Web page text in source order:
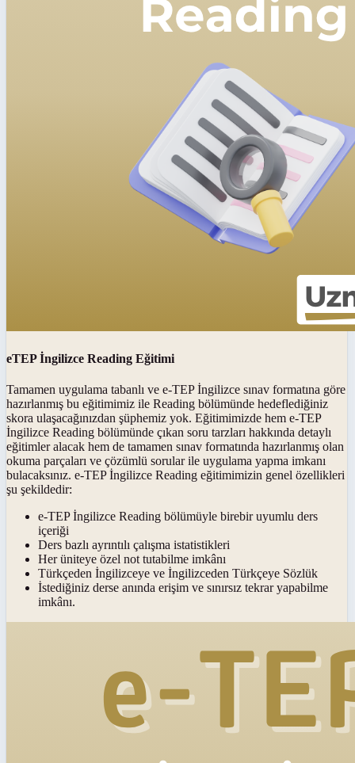
eTEP İngilizce Reading Eğitimi
Tamamen uygulama tabanlı ve e-TEP İngilizce sınav formatına göre
hazırlanmış bu eğitimimiz ile Reading bölümünde hedeflediğiniz
skora ulaşacağınızdan şüphemiz yok. Eğitimimizde hem e-TEP
İngilizce Reading bölümünde çıkan soru tarzları hakkında detaylı
eğitimler alacak hem de tamamen sınav formatında hazırlanmış olan
okuma parçaları ve çözümlü sorular ile uygulama yapma imkanı
bulacaksınız. e-TEP İngilizce Reading eğitimimizin genel özellikleri
şu şekildedir:
e-TEP İngilizce Reading bölümüyle birebir uyumlu ders
içeriği
Ders bazlı ayrıntılı çalışma istatistikleri
Her üniteye özel not tutabilme imkânı
Türkçeden İngilizceye ve İngilizceden Türkçeye Sözlük
İstediğiniz derse anında erişim ve sınırsız tekrar yapabilme
imkânı.